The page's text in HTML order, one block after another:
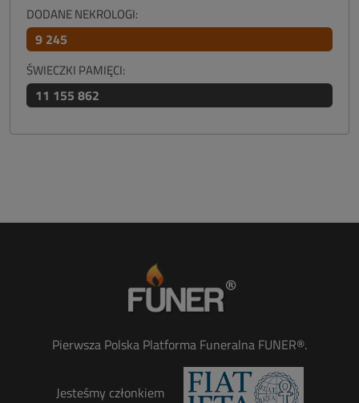
DODANE NEKROLOGI:
9 245
ŚWIECZKI PAMIĘCI:
11 155 862
Pierwsza Polska Platforma Funeralna FUNER®.
Jesteśmy członkiem